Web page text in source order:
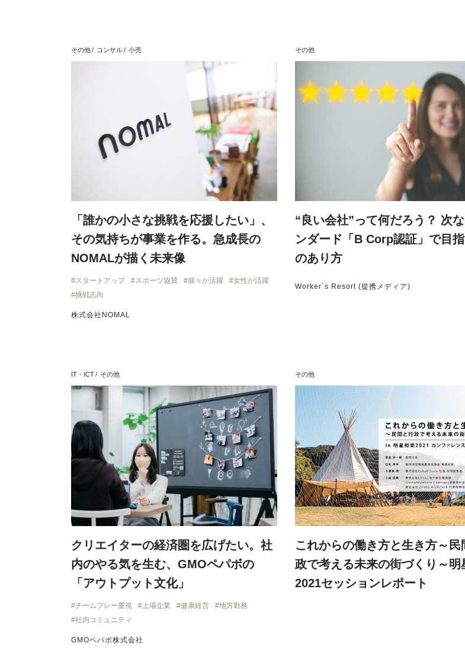
その他 コンサル 小売
「誰かの小さな挑戦を応援したい」、
その気持ちが事業を作る。急成長の
NOMALが描く未来像
スタートアップ スポーツ協賛 個々が活躍
女性が活躍
挑戦志向
株式会社NOMAL
その他
“良い会社”って何だろう？ 次
ンダード「B Corp認証」で目
のあり方
Worker`s Resort (提携メディア)
IT・ICT その他
クリエイターの経済圏を広げたい。社
内のやる気を生む、GMOペパボの
「アウトプット文化」
チームプレー重視 上場企業 健康経営
地方勤務
社内コミュニティ
GMOペパボ株式会社
その他
これからの働き方と生き方～民
政で考える未来の街づくり～明
2021セッションレポート